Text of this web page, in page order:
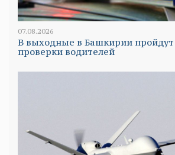
07.08.2026
В выходные в Башкирии
проверки водителей